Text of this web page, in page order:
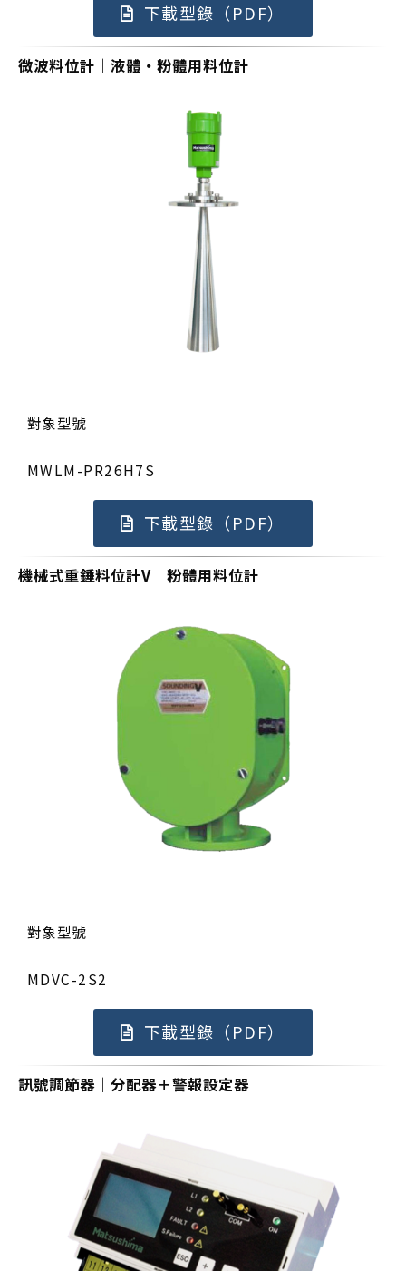
下載型錄（PDF）
微波料位計｜液體・粉體用料位計
對象型號
MWLM-PR26H7S
下載型錄（PDF）
機械式重錘料位計V｜粉體用料位計
對象型號
MDVC-2S2
下載型錄（PDF）
訊號調節器｜分配器＋警報設定器